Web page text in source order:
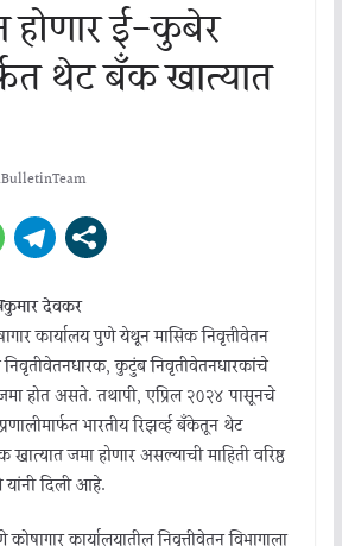
होणार ई-कुबेर
थेट बँक खात्यात
देवकर
कार्यालय पुणे येथून मासिक निवृत्तीवेतन
निवृतीवेतनधारक, कुटुंब निवृतीवेतनधारकांचे
होत असते. तथापी, एप्रिल २०२४ पासूनचे
भारतीय रिझर्व्ह बँकेतून थेट
खात्यात जमा होणार असल्याची माहिती वरिष्ठ
यांनी दिली आहे.